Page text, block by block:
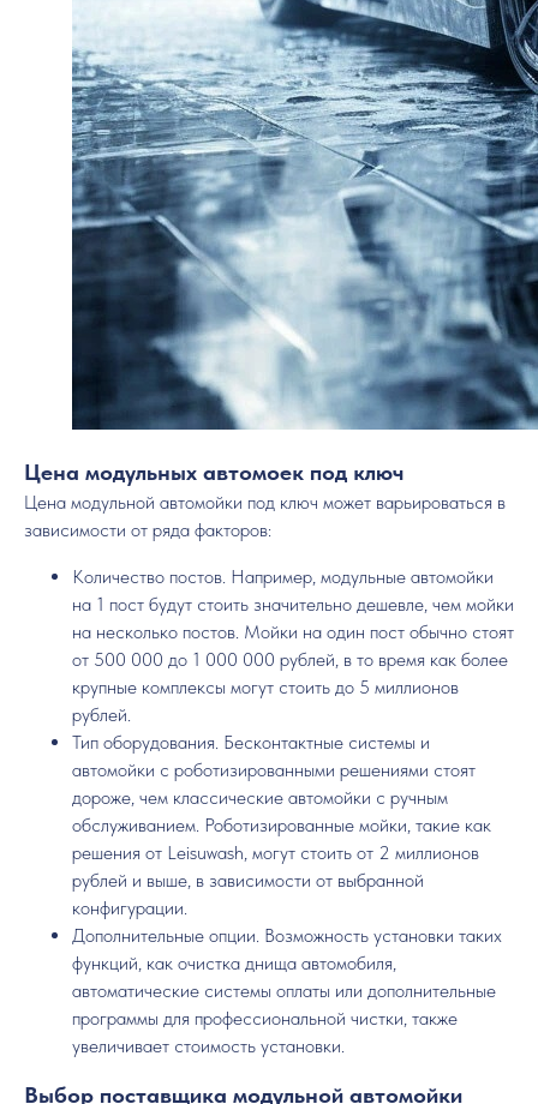
Цена модульных автомоек под ключ
Цена модульной автомойки под ключ может варьироваться в
зависимости от ряда факторов:
Количество постов. Например, модульные автомойки
на 1 пост будут стоить значительно дешевле, чем мойки
на несколько постов. Мойки на один пост обычно стоят
от 500 000 до 1 000 000 рублей, в то время как более
крупные комплексы могут стоить до 5 миллионов
рублей.
Тип оборудования. Бесконтактные системы и
автомойки с роботизированными решениями стоят
дороже, чем классические автомойки с ручным
обслуживанием. Роботизированные мойки, такие как
решения от Leisuwash, могут стоить от 2 миллионов
рублей и выше, в зависимости от выбранной
конфигурации.
Дополнительные опции. Возможность установки таких
функций, как очистка днища автомобиля,
автоматические системы оплаты или дополнительные
программы для профессиональной чистки, также
увеличивает стоимость установки.
Выбор поставщика модульной автомойки